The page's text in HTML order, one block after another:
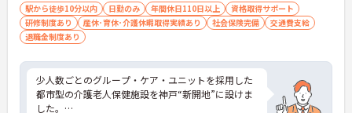
駅から徒歩10分以内 日勤のみ 年間休日110日以上
資格取得サポート
研修制度あり
産休･育休･介護休暇取得実績あり 社会保険完備
交通費支給
退職金制度あり
少人数ごとのグループ・ケア・ユニットを採用した
都市型の介護老人保健施設を神戸“新開地”に設けま
した。